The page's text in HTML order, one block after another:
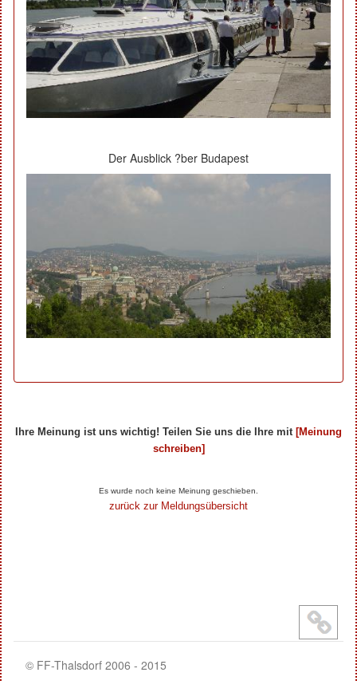
Der Ausblick ?ber Budapest
Ihre Meinung ist uns wichtig! Teilen Sie uns die Ihre mit [Meinung
schreiben]
Es wurde noch keine Meinung geschieben.
zurück zur Meldungsübersicht
© FF-Thalsdorf 2006 - 2015